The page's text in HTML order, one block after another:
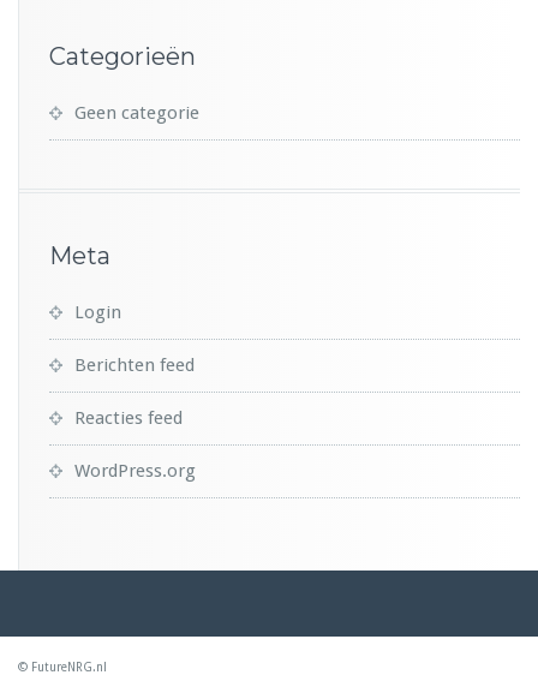
Categorieën
Geen categorie
Meta
Login
Berichten feed
Reacties feed
WordPress.org
© FutureNRG.nl